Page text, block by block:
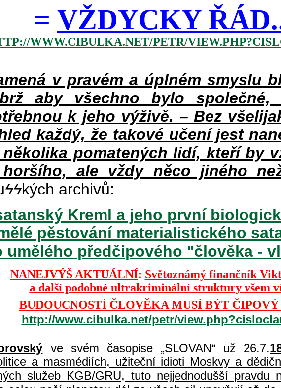
= VŽDYCKY
WWW.CIBULKA.NET/PETR/
v pravém a úplném smyslu
aby všechno bylo
k jeho výživě. – Bez
každý, že takové učení jest
pomatených lidí, kteří by
ale vždy něco jiného
ϟϟkých archivů:
Kreml a jeho první
pěstování materialistického
umělého předčipového "člověka -
NANEJVÝŠ AKTUÁLNÍ: Světoznámý finančník
a další podobné ultrakriminální struktury všem
BUDOUCNOSTÍ ČLOVĚKA MUSÍ BÝT
http://www.cibulka.net/petr/
ve svém časopise „SLOVAN“ už 26.7.
a masmédiích, užiteční idioti Moskvy a
služeb KGB/GRU, tuto nejjednodušší pravdu